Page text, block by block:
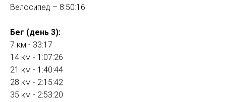
Велосипед – 8:50:16
Бег (день 3):
7 км - 33:17
14 км - 1:07:26
21 км - 1:40:44
28 км - 2:15:42
35 км - 2:53:20